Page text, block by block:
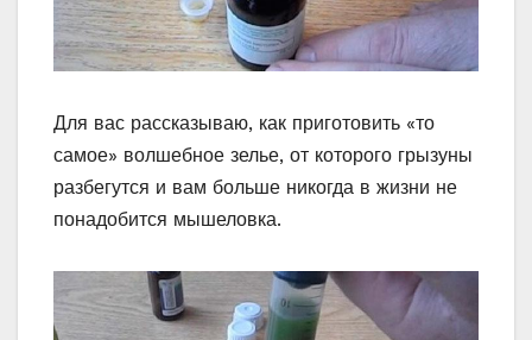
Для вас рассказываю, как приготовить «то
самое» волшебное зелье, от которого грызуны
разбегутся и вам больше никогда в жизни не
понадобится мышеловка.